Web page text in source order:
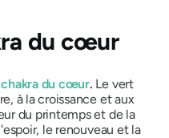
du cœur
chakra du cœur. Le vert
à la croissance et aux
du printemps et de la
le renouveau et la